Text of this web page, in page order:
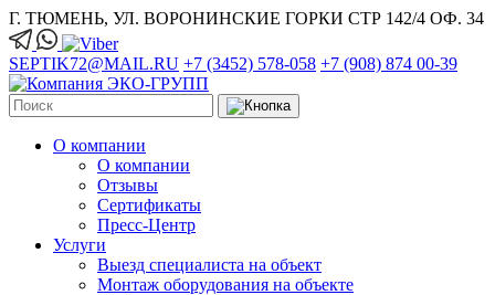
Г. ТЮМЕНЬ, УЛ. ВОРОНИНСКИЕ ГОРКИ СТР 142/4 ОФ. 34
SEPTIK72@MAIL.RU +7 (3452) 578-058 +7 (908) 874 00-39
О компании
О компании
Отзывы
Сертификаты
Пресс-Центр
Услуги
Выезд специалиста на объект
Монтаж оборудования на объекте